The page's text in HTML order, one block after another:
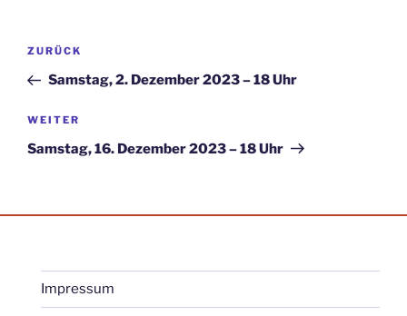
Beitragsnavigation
Vorheriger
Beitrag
ZURÜCK
Samstag, 2. Dezember 2023 – 18 Uhr
Nächster
Beitrag
WEITER
Samstag, 16. Dezember 2023 – 18 Uhr
Impressum